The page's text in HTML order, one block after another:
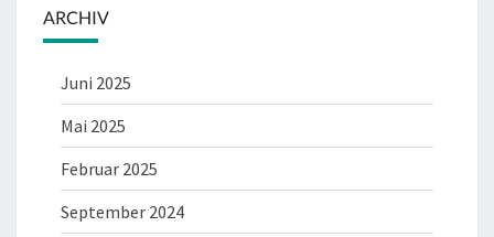
ARCHIV
Juni 2025
Mai 2025
Februar 2025
September 2024